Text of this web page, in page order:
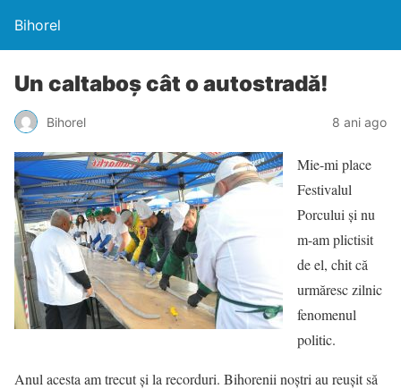
Bihorel
Un caltaboș cât o autostradă!
Bihorel 8 ani ago
Mie-mi place
Festivalul
Porcului și nu
m-am plictisit
de el, chit că
urmăresc zilnic
fenomenul
politic.
Anul acesta am trecut și la recorduri. Bihorenii noștri au reușit să